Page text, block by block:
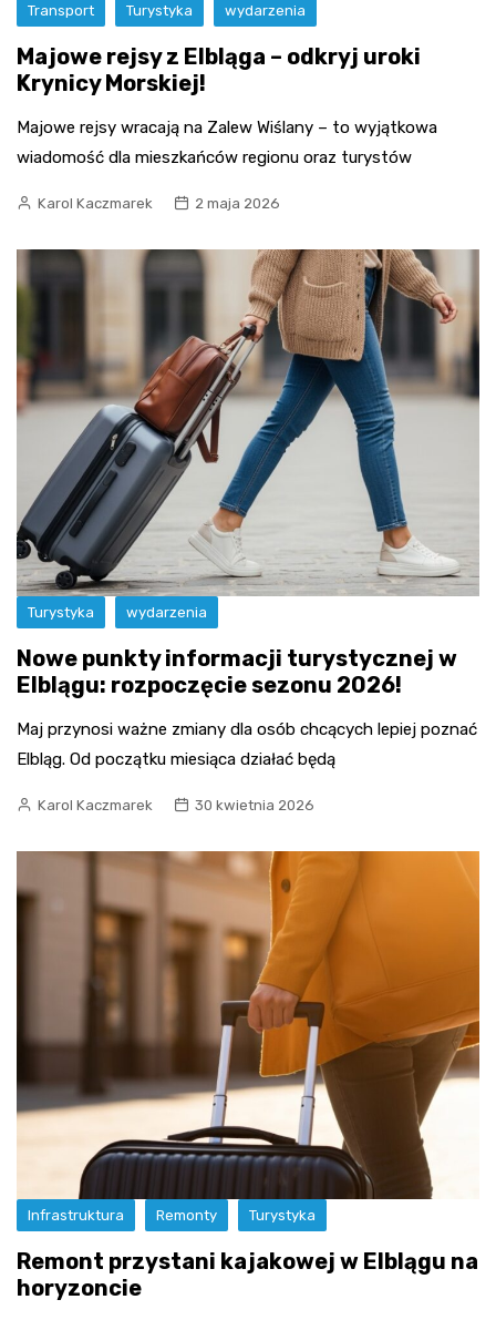
Transport Turystyka wydarzenia
Majowe rejsy z Elbląga – odkryj uroki
Krynicy Morskiej!
Majowe rejsy wracają na Zalew Wiślany – to wyjątkowa
wiadomość dla mieszkańców regionu oraz turystów
Karol Kaczmarek 2 maja 2026
Turystyka wydarzenia
Nowe punkty informacji turystycznej w
Elblągu: rozpoczęcie sezonu 2026!
Maj przynosi ważne zmiany dla osób chcących lepiej poznać
Elbląg. Od początku miesiąca działać będą
Karol Kaczmarek 30 kwietnia 2026
Infrastruktura Remonty Turystyka
Remont przystani kajakowej w Elblągu na
horyzoncie